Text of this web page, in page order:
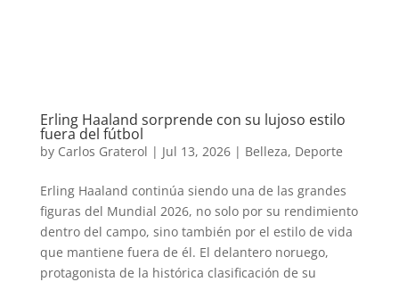
Erling Haaland sorprende con su lujoso estilo
fuera del fútbol
by Carlos Graterol | Jul 13, 2026| Belleza, Deporte
Erling Haaland continúa siendo una de las grandes
figuras del Mundial 2026, no solo por su rendimiento
dentro del campo, sino también por el estilo de vida
que mantiene fuera de él. El delantero noruego,
protagonista de la histórica clasificación de su